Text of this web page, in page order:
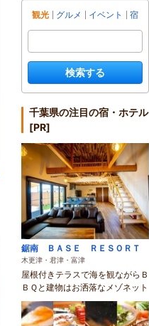
観光 グルメ イベント 宿
検索する
千葉県の注目の宿・ホテル
[PR]
鋸南 ＢＡＳＥ ＲＥＳＯＲＴ
木更津・君津・富津
屋根付きテラスで海を観ながらＢ
ＢＱと建物はお洒落なメゾネット